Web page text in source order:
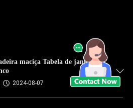
maciça Tabela de jantar de
2024-08-07